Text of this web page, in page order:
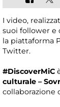
I video,
suoi follower e
la piattaforma
Twitter.
#DiscoverMiC
culturale –
collaborazione